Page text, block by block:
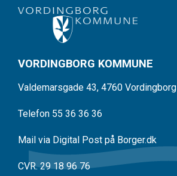
VORDINGBORG KOMMUNE
Valdemarsgade 43, 4760 Vordingborg
Telefon 55 36 36 36
Mail via Digital Post på Borger.dk
CVR. 29 18 96 76